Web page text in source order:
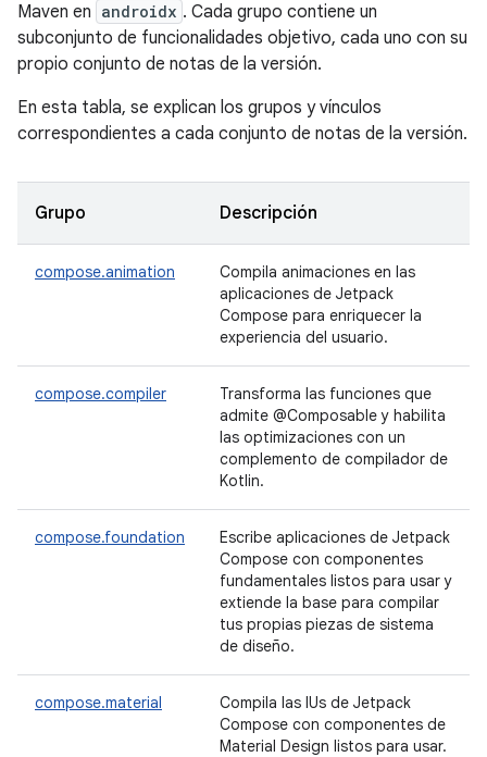
Maven en androidx . Cada grupo contiene un
subconjunto de funcionalidades objetivo, cada uno con su
propio conjunto de notas de la versión.
En esta tabla, se explican los grupos y vínculos
correspondientes a cada conjunto de notas de la versión.
Grupo Descripción
compose.animation
Compila animaciones en las
aplicaciones de Jetpack
Compose para enriquecer la
experiencia del usuario.
compose.compiler
Transforma las funciones que
admite @Composable y habilita
las optimizaciones con un
complemento de compilador de
Kotlin.
compose.foundation
Escribe aplicaciones de Jetpack
Compose con componentes
fundamentales listos para usar y
extiende la base para compilar
tus propias piezas de sistema
de diseño.
compose.material
Compila las IUs de Jetpack
Compose con componentes de
Material Design listos para usar.